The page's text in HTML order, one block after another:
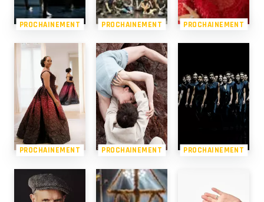
PROCHAINEMENT PROCHAINEMENT PROCHAINEMENT
PROCHAINEMENT PROCHAINEMENT PROCHAINEMENT